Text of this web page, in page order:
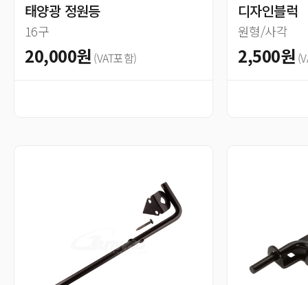
태양광 정원등
16구
20,000원 (VAT포함)
디자인블럭
원형/사각
2,500원